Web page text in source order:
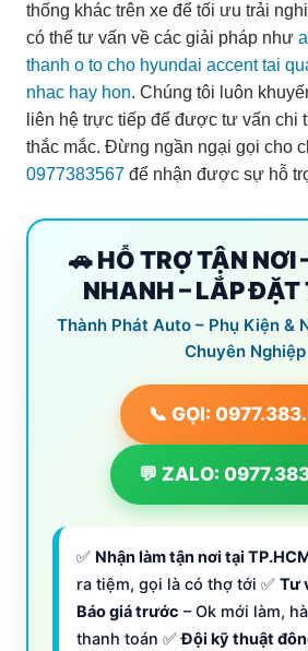
thống khác trên xe để tối ưu trải
có thể tư vấn về các giải pháp như
thanh o to cho hyundai accent tai
nhac hay hon. Chúng tôi luôn
liên hệ trực tiếp để được tư vấn chi
thắc mắc. Đừng ngần ngại gọi cho
0977383567 để nhận được sự hỗ
🚗 HỖ TRỢ TẬN NƠI
NHANH – LẮP ĐẶT
Thành Phát Auto – Phụ Kiện &
Chuyên Nghiệp
📞 GỌI:
💬 ZALO:
✅ Nhận làm tận nơi tại
ra tiệm, gọi là có thợ tới ✅ Tư
Báo giá trước – Ok mới làm,
thanh toán ✅Đội kỹ thuật